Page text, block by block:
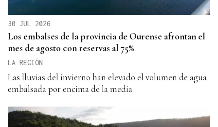
30 JUL 2026
Los embalses de la provincia de Ourense afrontan el
mes de agosto con reservas al 75%
LA REGIÓN
Las lluvias del invierno han elevado el volumen de agua
embalsada por encima de la media